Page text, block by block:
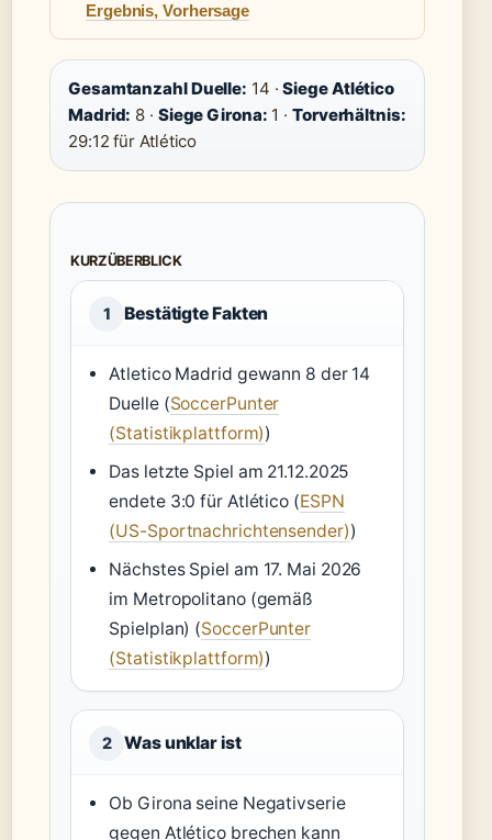
Ergebnis, Vorhersage
Gesamtanzahl Duelle: 14 ·Siege Atlético
Madrid: 8 · Siege Girona: 1 ·Torverhältnis:
29:12 für Atlético
KURZÜBERBLICK
1 Bestätigte Fakten
Atletico Madrid gewann 8 der 14
Duelle (SoccerPunter
(Statistikplattform))
Das letzte Spiel am 21.12.2025
endete 3:0 für Atlético (ESPN
(US-Sportnachrichtensender))
Nächstes Spiel am 17. Mai 2026
im Metropolitano (gemäß
Spielplan) (SoccerPunter
(Statistikplattform))
2 Was unklar ist
Ob Girona seine Negativserie
gegen Atlético brechen kann